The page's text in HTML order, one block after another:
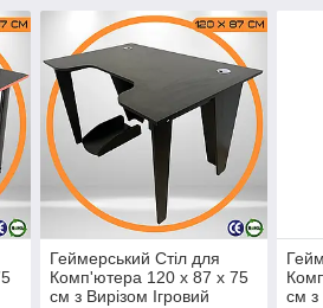
Геймерський Стіл для
Комп'ютера 120 x 87 x 75
см з Вирізом Ігровий
см з